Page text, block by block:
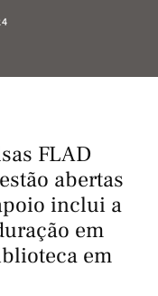
FLAD
abertas
inclui a
em
em